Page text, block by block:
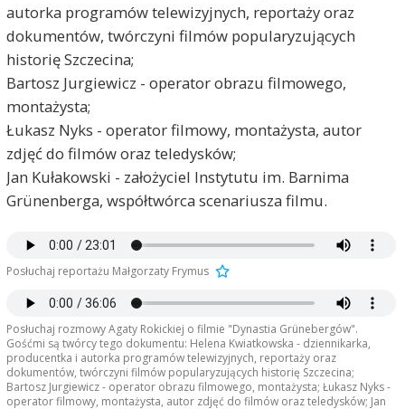
autorka programów telewizyjnych, reportaży oraz
dokumentów, twórczyni filmów popularyzujących
historię Szczecina;
Bartosz Jurgiewicz - operator obrazu filmowego,
montażysta;
Łukasz Nyks - operator filmowy, montażysta, autor
zdjęć do filmów oraz teledysków;
Jan Kułakowski - założyciel Instytutu im. Barnima
Grünenberga, współtwórca scenariusza filmu.
Posłuchaj reportażu Małgorzaty Frymus
Posłuchaj rozmowy Agaty Rokickiej o filmie "Dynastia Grünebergów".
Gośćmi są twórcy tego dokumentu: Helena Kwiatkowska - dziennikarka,
producentka i autorka programów telewizyjnych, reportaży oraz
dokumentów, twórczyni filmów popularyzujących historię Szczecina;
Bartosz Jurgiewicz - operator obrazu filmowego, montażysta; Łukasz Nyks -
operator filmowy, montażysta, autor zdjęć do filmów oraz teledysków; Jan